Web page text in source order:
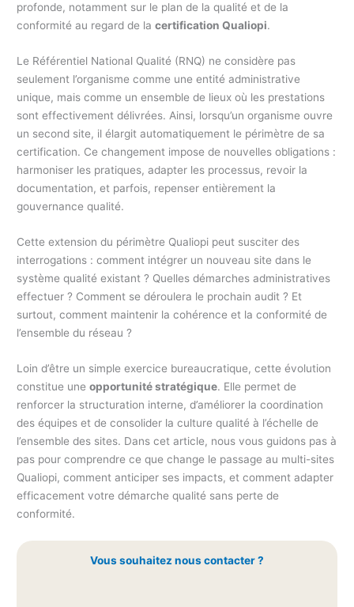
profonde, notamment sur le plan de la qualité et de la
conformité au regard de lacertification Qualiopi.
Le Référentiel National Qualité (RNQ) ne considère pas
seulement l’organisme comme une entité administrative
unique, mais comme un ensemble de lieux où les prestations
sont effectivement délivrées. Ainsi, lorsqu’un organisme ouvre
un second site, il élargit automatiquement le périmètre de sa
certification. Ce changement impose de nouvelles obligations :
harmoniser les pratiques, adapter les processus, revoir la
documentation, et parfois, repenser entièrement la
gouvernance qualité.
Cette extension du périmètre Qualiopi peut susciter des
interrogations : comment intégrer un nouveau site dans le
système qualité existant ? Quelles démarches administratives
effectuer ? Comment se déroulera le prochain audit ? Et
surtout, comment maintenir la cohérence et la conformité de
l’ensemble du réseau ?
Loin d’être un simple exercice bureaucratique, cette évolution
constitue uneopportunité stratégique. Elle permet de
renforcer la structuration interne, d’améliorer la coordination
des équipes et de consolider la culture qualité à l’échelle de
l’ensemble des sites. Dans cet article, nous vous guidons pas à
pas pour comprendre ce que change le passage au multi-sites
Qualiopi, comment anticiper ses impacts, et comment adapter
efficacement votre démarche qualité sans perte de
conformité.
Vous souhaitez nous contacter ?